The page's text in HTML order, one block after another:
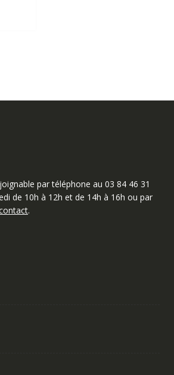
par téléphone au 03 84 46 31
de 10h à 12h et de 14h à 16h ou par
.